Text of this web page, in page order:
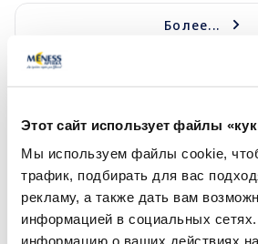
Этот сайт использует файлы
Мы используем файлы cookie,
трафик, подбирать для вас
рекламу, а также дать вам
информацией в социальных
информацию о ваших действиях
Более...
-55%